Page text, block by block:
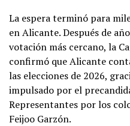
La espera terminó para
en Alicante. Después de
votación más cercano, la
confirmó que Alicante
las elecciones de 2026,
impulsado por el
Representantes por los
Feijoo Garzón.